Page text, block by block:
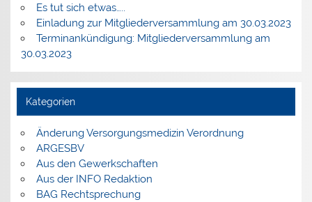
Es tut sich etwas…..
Einladung zur Mitgliederversammlung am 30.03.2023
Terminankündigung: Mitgliederversammlung am
30.03.2023
Kategorien
Änderung Versorgungsmedizin Verordnung
ARGESBV
Aus den Gewerkschaften
Aus der INFO Redaktion
BAG Rechtsprechung